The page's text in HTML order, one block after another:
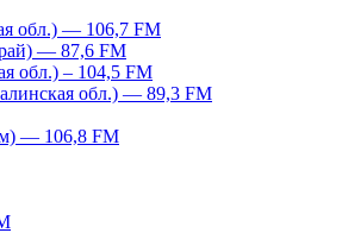
обл.) — 106,7 FM
— 87,6 FM
обл.) – 104,5 FM
обл.) — 89,3 FM
— 106,8 FM